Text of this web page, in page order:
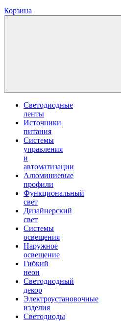
Корзина
Светодиодные
ленты
Источники
питания
Системы
управления
и
автоматизации
Алюминиевые
профили
Функциональный
свет
Дизайнерский
свет
Системы
освещения
Наружное
освещение
Гибкий
неон
Светодиодный
декор
Электроустановочные
изделия
Светодиоды